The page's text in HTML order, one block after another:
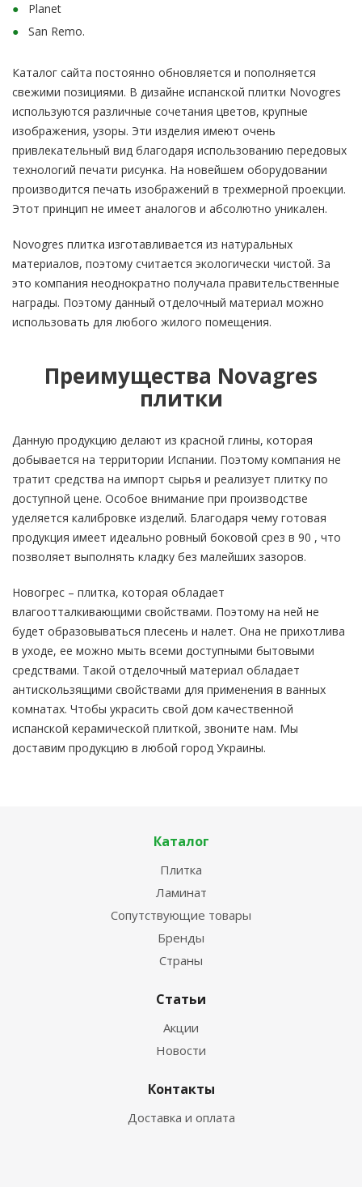
Planet
San Remo.
Каталог сайта постоянно обновляется и пополняется
свежими позициями. В дизайне испанской плитки Novogres
используются различные сочетания цветов, крупные
изображения, узоры. Эти изделия имеют очень
привлекательный вид благодаря использованию передовых
технологий печати рисунка. На новейшем оборудовании
производится печать изображений в трехмерной проекции.
Этот принцип не имеет аналогов и абсолютно уникален.
Novogres плитка изготавливается из натуральных
материалов, поэтому считается экологически чистой. За
это компания неоднократно получала правительственные
награды. Поэтому данный отделочный материал можно
использовать для любого жилого помещения.
Преимущества Novagres
плитки
Данную продукцию делают из красной глины, которая
добывается на территории Испании. Поэтому компания не
тратит средства на импорт сырья и реализует плитку по
доступной цене. Особое внимание при производстве
уделяется калибровке изделий. Благодаря чему готовая
продукция имеет идеально ровный боковой срез в 90 , что
позволяет выполнять кладку без малейших зазоров.
Новогрес – плитка, которая обладает
влагоотталкивающими свойствами. Поэтому на ней не
будет образовываться плесень и налет. Она не прихотлива
в уходе, ее можно мыть всеми доступными бытовыми
средствами. Такой отделочный материал обладает
антискользящими свойствами для применения в ванных
комнатах. Чтобы украсить свой дом качественной
испанской керамической плиткой, звоните нам. Мы
доставим продукцию в любой город Украины.
Каталог
Плитка
Ламинат
Сопутствующие товары
Бренды
Страны
Статьи
Акции
Новости
Контакты
Доставка и оплата